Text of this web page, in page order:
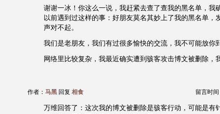
谢谢一冰！你这么一说，我赶紧去查了查我的黑名单，我
以前遇到过这样的事：好朋友莫名其妙上了我的黑名单，
声对不起。
我们是老朋友，我们有过很多愉快的交流，我不可能放你
网络里比较复杂，我最近确实遭到骇客攻击博文被删除，
作者： 马黑 回复 相食 留言时间
万维回答了：这次我的博文被删除是骇客行动，可能是有